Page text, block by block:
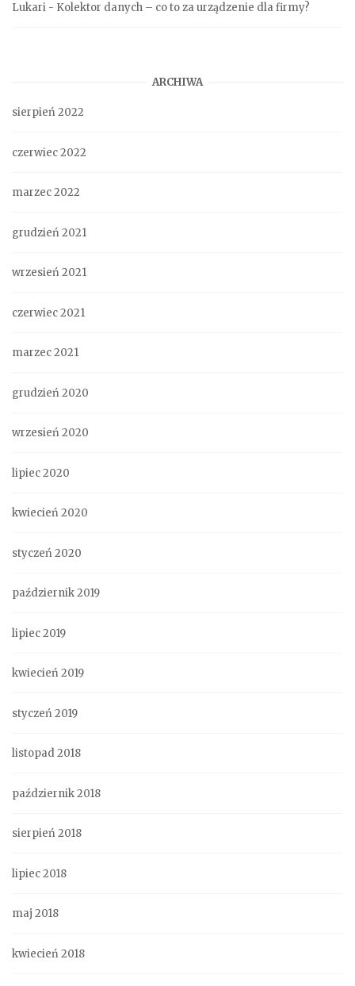
Lukari - Kolektor danych – co to za urządzenie dla firmy?
ARCHIWA
sierpień 2022
czerwiec 2022
marzec 2022
grudzień 2021
wrzesień 2021
czerwiec 2021
marzec 2021
grudzień 2020
wrzesień 2020
lipiec 2020
kwiecień 2020
styczeń 2020
październik 2019
lipiec 2019
kwiecień 2019
styczeń 2019
listopad 2018
październik 2018
sierpień 2018
lipiec 2018
maj 2018
kwiecień 2018